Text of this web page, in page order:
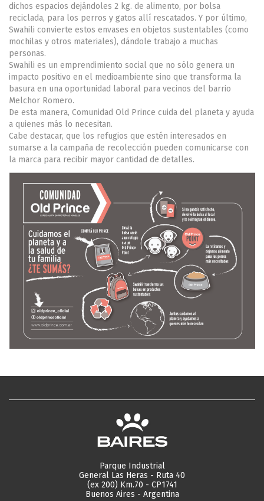
dichos espacios dejándoles 2 kg. de alimento, por bolsa
reciclada, para los perros y gatos allí rescatados. Y por último,
Swahili convierte estos envases en objetos sustentables (como
mochilas y otros materiales), dándole trabajo a muchas
personas.
Swahili es un emprendimiento social que no sólo genera un
impacto positivo en el medioambiente sino que transforma la
basura en una oportunidad laboral para vecinos del barrio
Melchor Romero.
De esta manera, Comunidad Old Prince cuida del planeta y ayuda
a quienes más lo necesitan.
Cabe destacar, que los refugios que estén interesados en
sumarse a la campaña de recolección pueden comunicarse con
la marca para recibir mayor cantidad de detalles.
Parque Industrial
General Las Heras - Ruta 40
(ex 200) Km.70 - CP1741
Buenos Aires - Argentina